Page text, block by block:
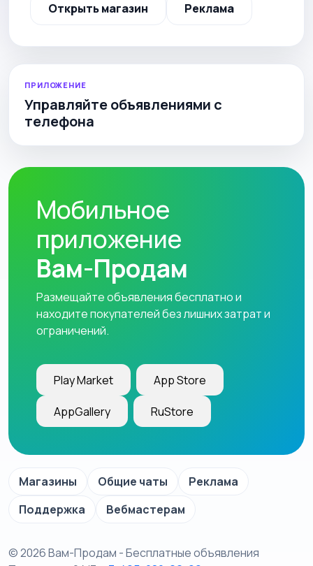
Открыть магазин Реклама
ПРИЛОЖЕНИЕ
Управляйте объявлениями с
телефона
Мобильное
приложение
Вам-Продам
Размещайте объявления бесплатно и
находите покупателей без лишних затрат и
ограничений.
Play Market App Store
AppGallery RuStore
Магазины Общие чаты
Реклама
Поддержка
Вебмастерам
© 2026 Вам-Продам - Бесплатные объявления